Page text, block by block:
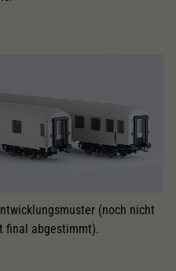
(noch nicht
final abgestimmt).